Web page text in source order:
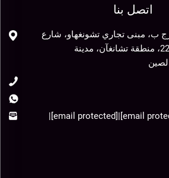
اتصل بنا
ب، مبنى تجاري تشونغهاو، شارع
جيانشيه الشمالي رقم 223، منطقة تشانغآن، مدينة
[email protected]